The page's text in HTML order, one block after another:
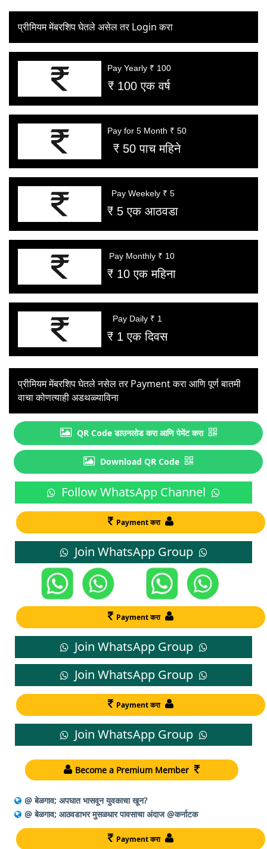
प्रीमियम मेंबरशिप घेतले असेल तर Login करा
Pay Yearly ₹ 100
₹ 100 एक वर्ष
Pay for 5 Month ₹ 50
₹ 50 पाच महिने
Pay Weekely ₹ 5
₹ 5 एक आठवडा
Pay Monthly ₹ 10
₹ 10 एक महिना
Pay Daily ₹ 1
₹ 1 एक दिवस
प्रीमियम मेंबरशिप घेतले नसेल तर Payment करा आणि पूर्ण बातमी
वाचा कोणत्याही अडथळ्याविना
QR Code डाउनलोड करा आणि पेमेंट करा
Download QR Code
Follow WhatsApp Channel
Payment करा
Join WhatsApp Group
Payment करा
Join WhatsApp Group
Join WhatsApp Group
Payment करा
Join WhatsApp Group
Become a Premium Member
@ बेळगाव; अपघात भासवून युवकाचा खून?
@ बेळगाव; आठवडाभर मुसळधार पावसाचा अंदाज @कर्नाटक
Payment करा